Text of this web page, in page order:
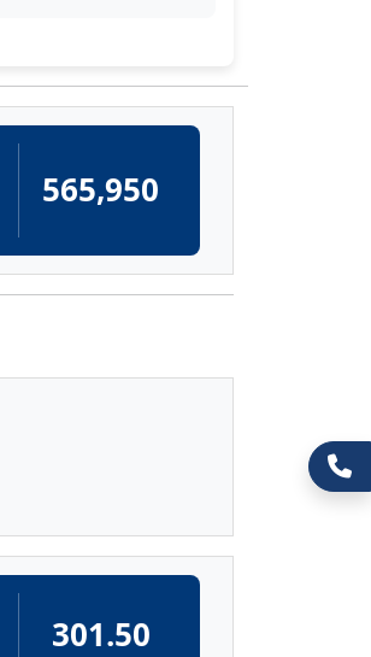
565,950
301.50